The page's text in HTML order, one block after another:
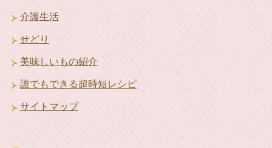
介護生活
せどり
美味しいもの紹介
誰でもできる超時短レシピ
サイトマップ